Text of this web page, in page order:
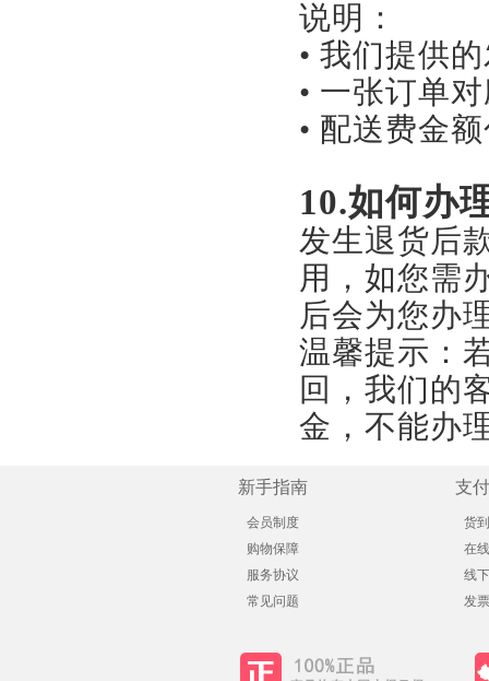
说明：
• 我们提供
• 一张订单
• 配送费金
10.如何办
发生退货后
用，如您需
后会为您办
温馨提示：
回，我们的
金，不能办
新手指南
会员制度
购物保障
服务协议
常见问题
支
货
在
线
发